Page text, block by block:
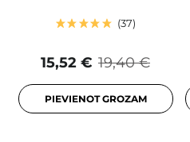
37
19,40 €
15,52 €
PIEVIENOT GROZAM